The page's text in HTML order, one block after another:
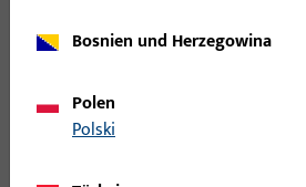
VariantenBosnien und Herzegowina
Polen
Polski